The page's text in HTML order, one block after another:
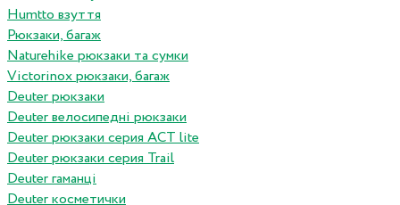
Humtto взуття
Рюкзаки, багаж
Naturehike рюкзаки та сумки
Victorinox рюкзаки, багаж
Deuter рюкзаки
Deuter велосипедні рюкзаки
Deuter рюкзаки серия ACT lite
Deuter рюкзаки серия Trail
Deuter гаманці
Deuter косметички